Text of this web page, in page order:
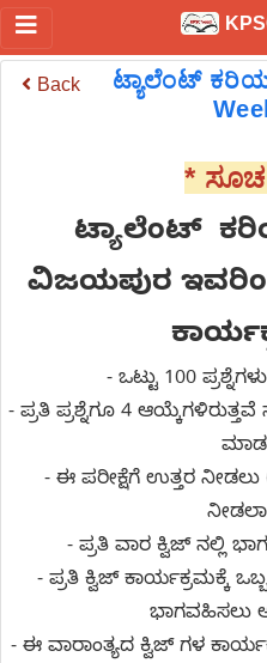
Back
ಟ್ಯಾಲೆಂಟ್
*
ಟ್ಯಾಲೆಂಟ್
ವಿಜಯಪುರ
- ಒಟ್ಟು 100
- ಪ್ರತಿ ಪ್ರಶ್ನೆಗೂ 4
- ಈ ಪರೀಕ್ಷೆಗೆ ಉತ್ತರ
- ಪ್ರತಿ ವಾರ ಕ್ವಿಜ್ ನಲ್ಲಿ
- ಪ್ರತಿ ಕ್ವಿಜ್ ಕಾರ್ಯಕ್ರಮಕ್ಕೆ
ಭಾಗವಹಿಸಲು
- ಈ ವಾರಾಂತ್ಯದ ಕ್ವಿಜ್ ಗಳ